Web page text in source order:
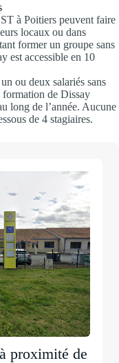
à Poitiers peuvent faire
locaux ou dans
former un groupe sans
est accessible en 10
ou deux salariés sans
formation de Dissay
long de l’année. Aucune
de 4 stagiaires.
proximité de